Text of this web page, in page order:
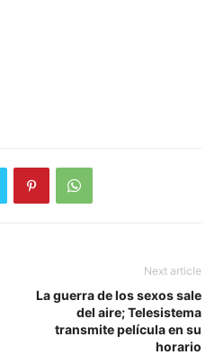
Next article
La guerra de los sexos sale
del aire; Telesistema
transmite película en su
horario